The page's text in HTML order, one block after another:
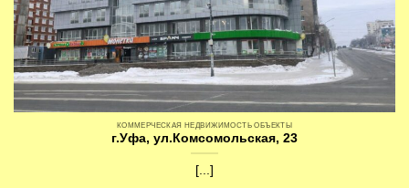
КОММЕРЧЕСКАЯ НЕДВИЖИМОСТЬ ОБЪЕКТЫ
г.Уфа, ул.Комсомольская, 23
[...]